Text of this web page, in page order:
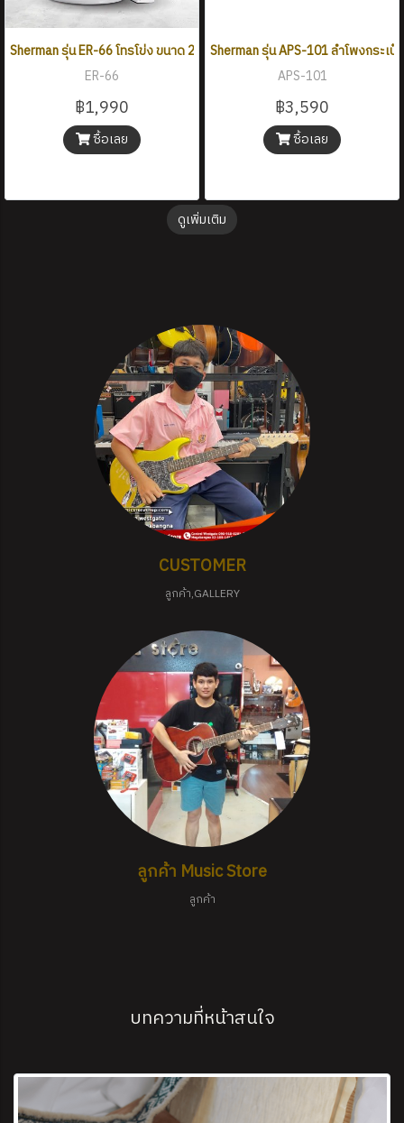
Sherman รุ่น ER-66 โทรโข่ง ขนาด 25 วัตต์ (สูงสุด 50 วัตต์)
ER-66
฿1,990
ซื้อเลย
Sherman รุ่น APS-101 ลําโพงกระเ
APS-101
฿3,590
ซื้อเลย
ดูเพิ่มเติม
CUSTOMER
ลูกค้า,GALLERY
ลูกค้า Music Store
ลูกค้า
บทความที่หน้าสนใจ